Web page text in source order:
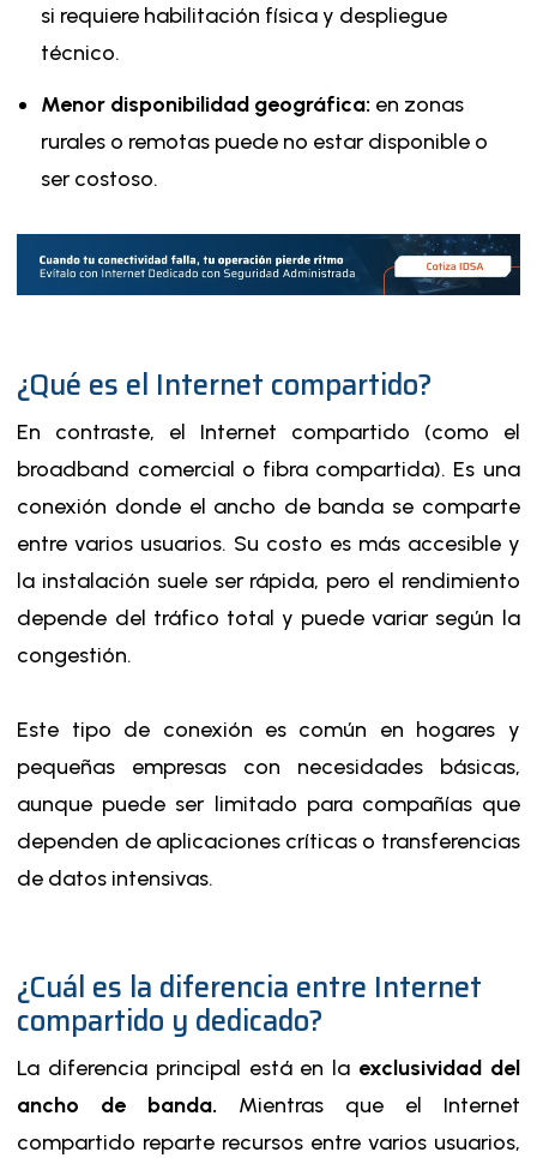
si requiere habilitación física y despliegue
técnico.
Menor disponibilidad geográfica: en zonas
rurales o remotas puede no estar disponible o
ser costoso.
¿Qué es el Internet compartido?
En contraste, el Internet compartido (como el
broadband comercial o fibra compartida). Es una
conexión donde el ancho de banda se comparte
entre varios usuarios. Su costo es más accesible y
la instalación suele ser rápida, pero el rendimiento
depende del tráfico total y puede variar según la
congestión.
Este tipo de conexión es común en hogares y
pequeñas empresas con necesidades básicas,
aunque puede ser limitado para compañías que
dependen de aplicaciones críticas o transferencias
de datos intensivas.
¿Cuál es la diferencia entre Internet
compartido y dedicado?
La diferencia principal está en la exclusividad del
ancho de banda. Mientras que el Internet
compartido reparte recursos entre varios usuarios,